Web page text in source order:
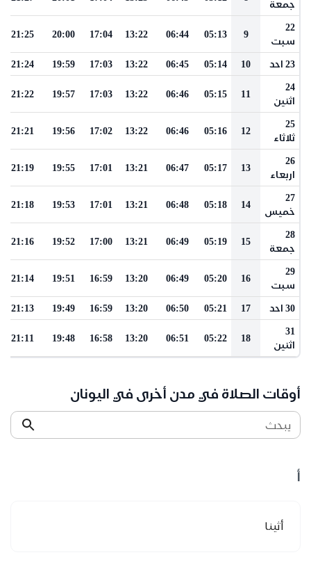
جمعة
22
سبت
9
05:13
06:44
13:22
17:04
20:00
21:25
23 احد 10
05:14
06:45
13:22
17:03
19:59
21:24
24
اثنين
11
05:15
06:46
13:22
17:03
19:57
21:22
25
ثلاثاء
12
05:16
06:46
13:22
17:02
19:56
21:21
26
اربعاء
13
05:17
06:47
13:21
17:01
19:55
21:19
27
خميس
14
05:18
06:48
13:21
17:01
19:53
21:18
28
جمعة
15
05:19
06:49
13:21
17:00
19:52
21:16
29
سبت
16
05:20
06:49
13:20
16:59
19:51
21:14
30 احد 17
05:21
06:50
13:20
16:59
19:49
21:13
31
اثنين
18
05:22
06:51
13:20
16:58
19:48
21:11
أوقات الصلاة في مدن أخرى في اليونان
يبحث
أ
أثينا